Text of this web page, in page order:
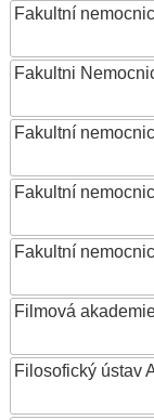
Fakultní
Fakultni
Fakultní
Fakultní
Fakultní
Filmová
Filosofický ústav